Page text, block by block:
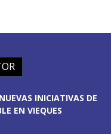
INICIATIVAS DE
EN VIEQUES